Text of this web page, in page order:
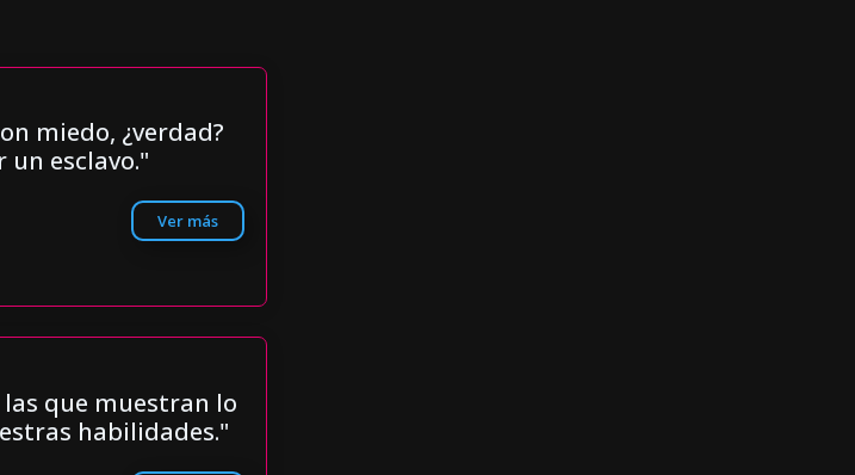
miedo, ¿verdad?
un esclavo."
Ver más
las que muestran lo
habilidades."